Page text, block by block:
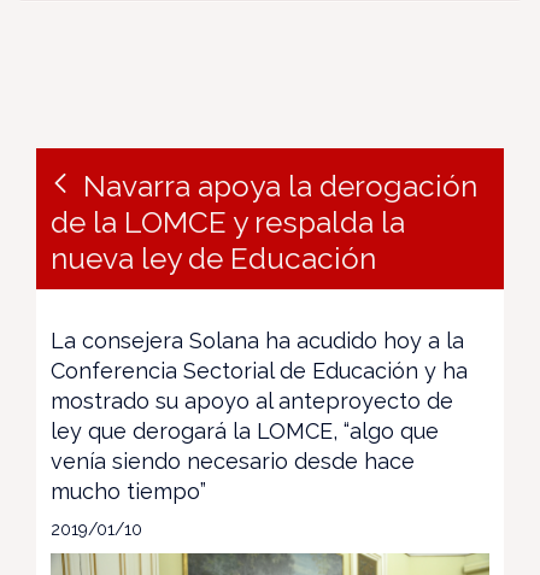
Navarra apoya la derogación
de la LOMCE y respalda la
nueva ley de Educación
La consejera Solana ha acudido hoy a la
Conferencia Sectorial de Educación y ha
mostrado su apoyo al anteproyecto de
ley que derogará la LOMCE, “algo que
venía siendo necesario desde hace
mucho tiempo”
2019/01/10